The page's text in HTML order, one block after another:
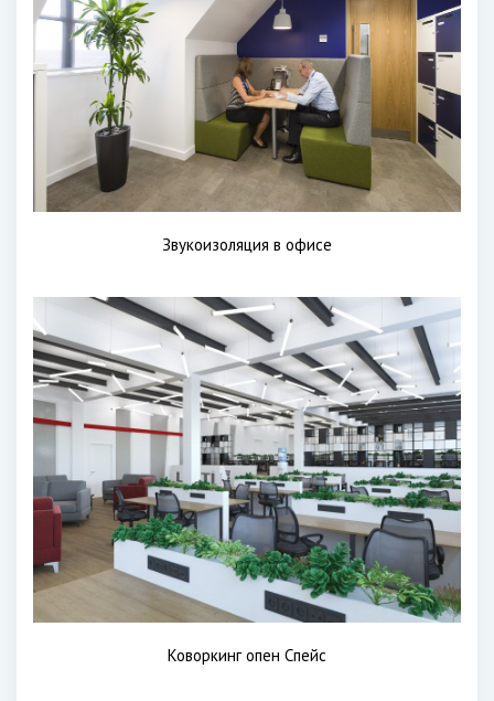
Звукоизоляция в офисе
Коворкинг опен Спейс